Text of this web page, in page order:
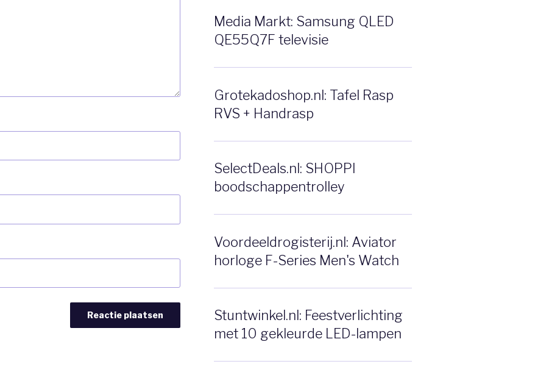
Media Markt: Samsung QLED
QE55Q7F televisie
Grotekadoshop.nl: Tafel Rasp
RVS + Handrasp
SelectDeals.nl: SHOPPI
boodschappentrolley
Voordeeldrogisterij.nl: Aviator
horloge F-Series Men's Watch
Stuntwinkel.nl: Feestverlichting
met 10 gekleurde LED-lampen